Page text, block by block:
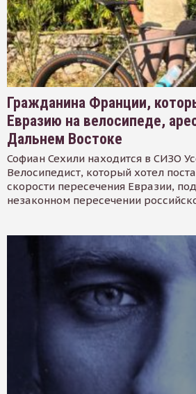
Гражданина Франции,
Евразию на велосипеде,
Дальнем Востоке
Софиан Сехили находится в СИЗО
Велосипедист, который хотел
скорости пересечения Евразии,
незаконном пересечении